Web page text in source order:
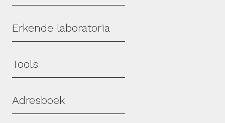
Erkende laboratoria
Tools
Adresboek